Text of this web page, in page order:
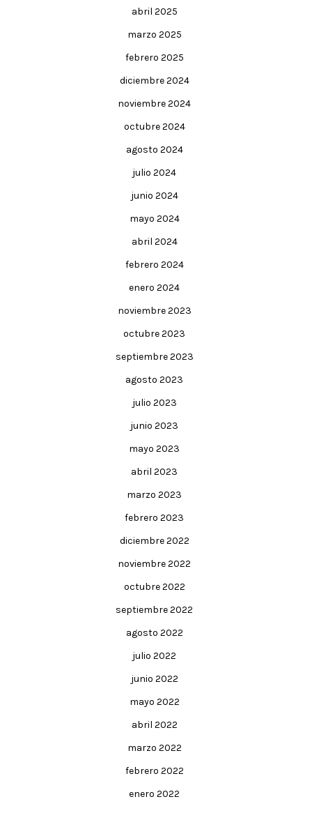
abril 2025
marzo 2025
febrero 2025
diciembre 2024
noviembre 2024
octubre 2024
agosto 2024
julio 2024
junio 2024
mayo 2024
abril 2024
febrero 2024
enero 2024
noviembre 2023
octubre 2023
septiembre 2023
agosto 2023
julio 2023
junio 2023
mayo 2023
abril 2023
marzo 2023
febrero 2023
diciembre 2022
noviembre 2022
octubre 2022
septiembre 2022
agosto 2022
julio 2022
junio 2022
mayo 2022
abril 2022
marzo 2022
febrero 2022
enero 2022